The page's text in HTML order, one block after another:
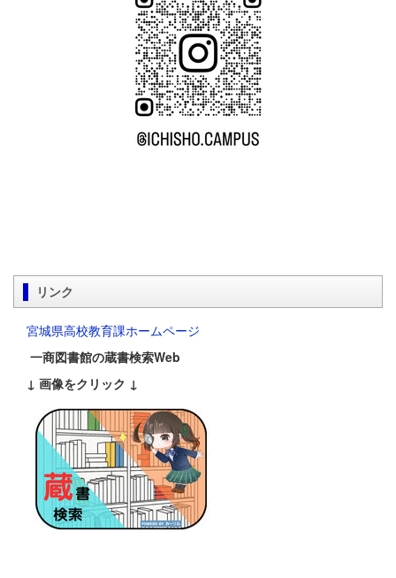
リンク
宮城県高校教育課ホームページ
一商図書館の蔵書検索Web
↓ 画像をクリック ↓